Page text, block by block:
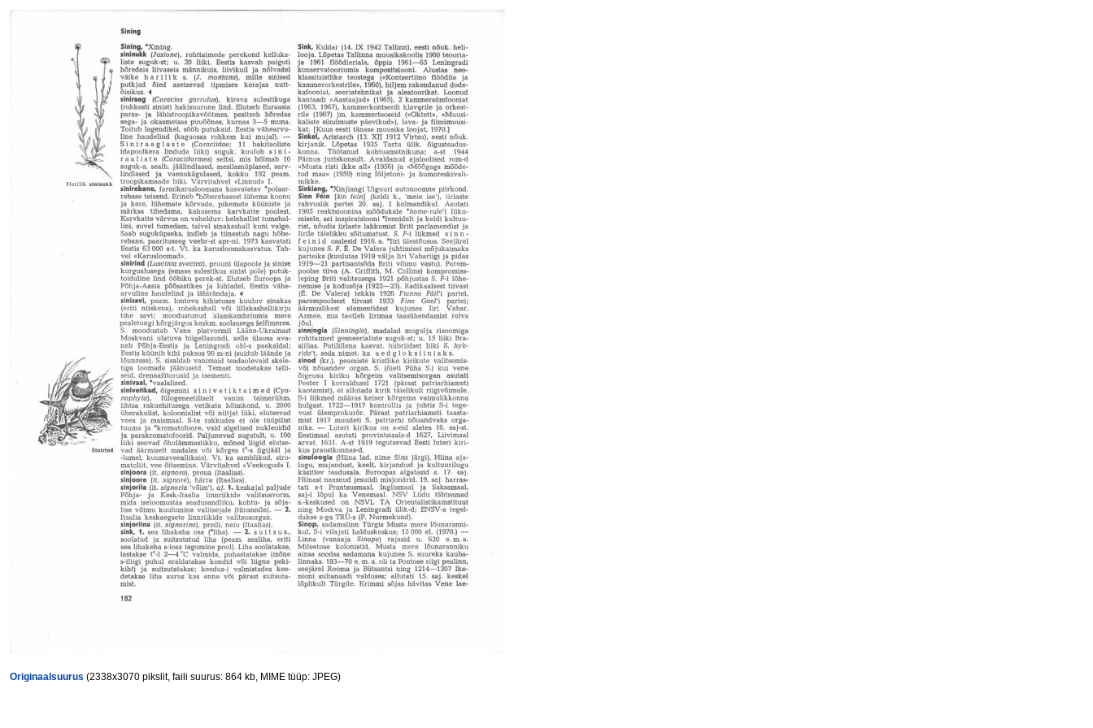
Originaalsuurus (2338x3070 pikslit, faili suurus: 864 kb, MIME tüüp: JPEG)